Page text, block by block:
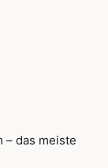
– das meiste